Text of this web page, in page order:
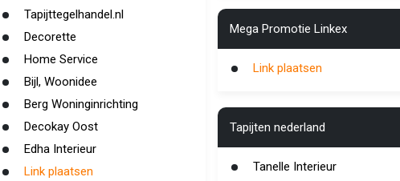
Tapijttegelhandel.nl
Decorette
Home Service
Bijl, Woonidee
Berg Woninginrichting
Decokay Oost
Edha Interieur
Link plaatsen
Mega Promotie Linkex
Link plaatsen
Tapijten nederland
Tanelle Interieur